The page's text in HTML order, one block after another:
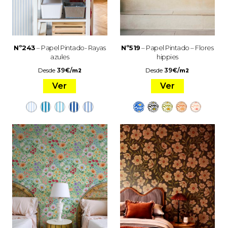
Nº243– Papel Pintado- Rayas
azules
Desde 39€/m2
Ver
Nº519– Papel Pintado – Flores
hippies
Desde39€/m2
Ver